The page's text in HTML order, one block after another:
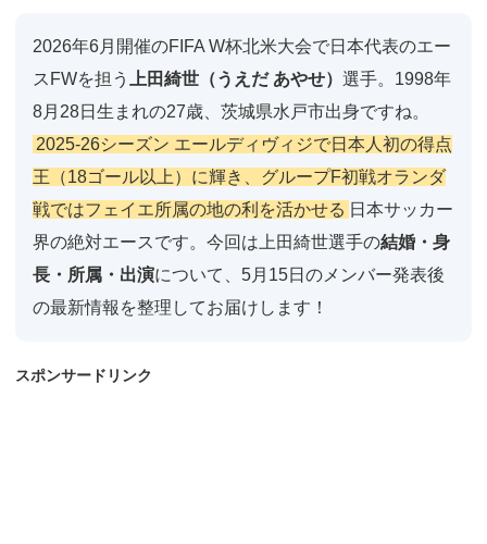
2026年6月開催のFIFA W杯北米大会で日本代表のエー
スFWを担う
上田綺世（うえだ あやせ）選手。1998年
8月28日生まれの27歳、茨城県水戸市出身ですね。
2025-26シーズン エールディヴィジで日本人初の得点
王（18ゴール以上）に輝き、グループF初戦オランダ
戦ではフェイエ所属の地の利を活かせる 日本サッカー
界の絶対エースです。今回は上田綺世選手の結婚・身
長・所属・出演について、5月15日のメンバー発表後
の最新情報を整理してお届けします！
スポンサードリンク